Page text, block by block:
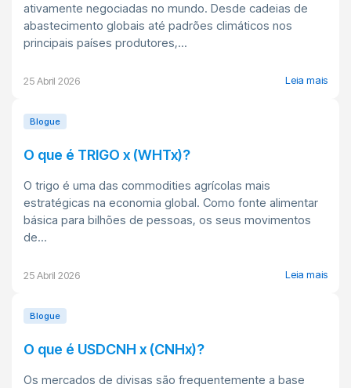
ativamente negociadas no mundo. Desde cadeias de
abastecimento globais até padrões climáticos nos
principais países produtores,...
25 Abril 2026 Leia mais
Blogue
O que é TRIGO x (WHTx)?
O trigo é uma das commodities agrícolas mais
estratégicas na economia global. Como fonte alimentar
básica para bilhões de pessoas, os seus movimentos
de...
25 Abril 2026 Leia mais
Blogue
O que é USDCNH x (CNHx)?
Os mercados de divisas são frequentemente a base